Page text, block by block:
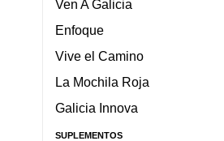
Ven A Galicia
Enfoque
Vive el Camino
La Mochila Roja
Galicia Innova
SUPLEMENTOS